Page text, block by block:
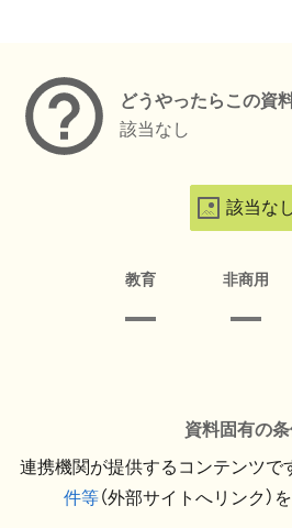
どうやったらこの資
該当なし
該当な
教育 非商用
資料固有の
連携機関が提供するコンテンツで
件等（外部サイトへリンク）